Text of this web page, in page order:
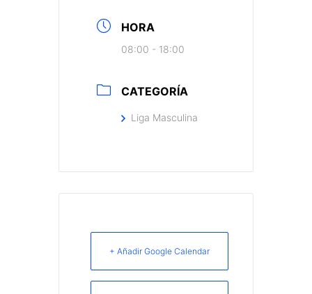
HORA
08:00 - 18:00
CATEGORÍA
Liga Masculina
+ Añadir Google Calendar